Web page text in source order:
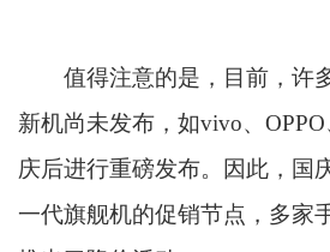
值得注意的是，目前，许
新机尚未发布，如vivo、
庆后进行重磅发布。因此，国
一代旗舰机的促销节点，多家